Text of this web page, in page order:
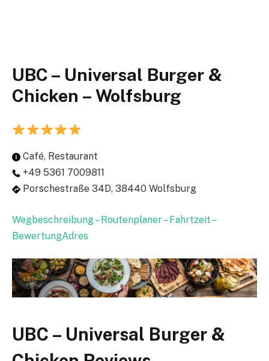
UBC – Universal Burger &
Chicken – Wolfsburg
Café, Restaurant
+49 5361 7009811
Porschestraße 34D, 38440 Wolfsburg
Wegbeschreibung – Routenplaner – Fahrtzeit –
BewertungAdres
UBC – Universal Burger &